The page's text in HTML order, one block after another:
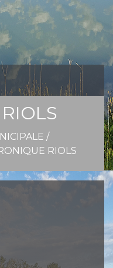
/
RIOLS